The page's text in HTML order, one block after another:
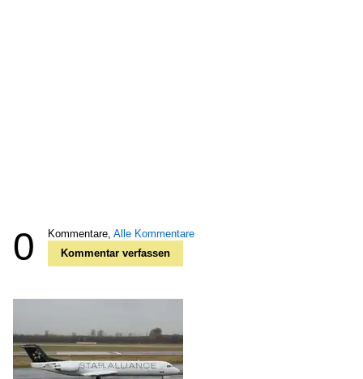
0 Kommentare, Alle Kommentare
Kommentar verfassen